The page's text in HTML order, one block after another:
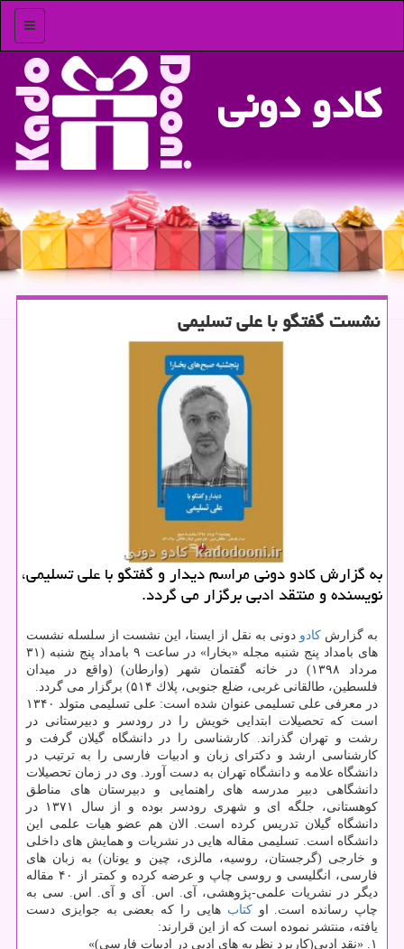
منو
كادو دونی
نشست گفتگو با علی تسلیمی
به گزارش كادو دونی مراسم دیدار و گفتگو با علی تسلیمی،
نویسنده و منتقد ادبی برگزار می گردد.
به گزارش كادو دونی به نقل از ایسنا، این نشست از سلسله نشست
های بامداد پنج شنبه مجله «بخارا» در ساعت ۹ بامداد پنج شنبه (۳۱
مرداد ۱۳۹۸) در خانه گفتمان شهر (وارطان) (واقع در میدان
فلسطین، طالقانی غربی، ضلع جنوبی، پلاك ۵۱۴) برگزار می گردد.
در معرفی علی تسلیمی عنوان شده است: علی تسلیمی متولد ۱۳۴۰
است كه تحصیلات ابتدایی خویش را در رودسر و دبیرستانی در
رشت و تهران گذراند. كارشناسی را در دانشگاه گیلان گرفت و
كارشناسی ارشد و دكترای زبان و ادبیات فارسی را به ترتیب در
دانشگاه علامه و دانشگاه تهران به دست آورد. وی در زمان تحصیلات
دانشگاهی دبیر مدرسه های راهنمایی و دبیرستان های مناطق
كوهستانی، جلگه ای و شهری رودسر بوده و از سال ۱۳۷۱ در
دانشگاه گیلان تدریس كرده است. الان هم عضو هیات علمی این
دانشگاه است. تسلیمی مقاله هایی در نشریات و همایش های داخلی
و خارجی (گرجستان، روسیه، مالزی، چین و یونان) به زبان های
فارسی، انگلیسی و روسی چاپ و عرضه كرده و كمتر از ۴۰ مقاله
دیگر در نشریات علمی-پژوهشی، آی. اس. آی و آی. اس. سی به
چاپ رسانده است. اوكتاب هایی را كه بعضی به جوایزی دست
یافته، منتشر نموده است كه از این قرارند:
۱. «نقد ادبی(كاربرد نظریه های ادبی در ادبیات فارسی)»